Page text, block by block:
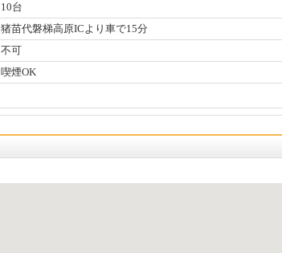
10台
猪苗代磐梯高原ICより車で15分
不可
喫煙OK